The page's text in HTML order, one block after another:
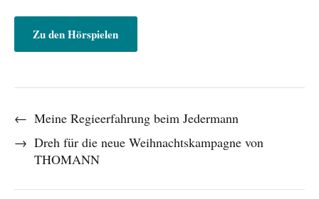
Zu den Hörspielen
← Meine Regieerfahrung beim Jedermann
→ Dreh für die neue Weihnachtskampagne von
THOMANN